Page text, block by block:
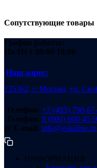
Сопутствующие товары
График работы:
Пн-Пт с 09:00-18:00
Наш адрес:
125362, г. Москва, ул.
Телефон: +7 (495) 790-
Телефон: 8 (800) 600-45-
@ E-mail: info@eskaline.ru
ИНФОРМАЦИЯ